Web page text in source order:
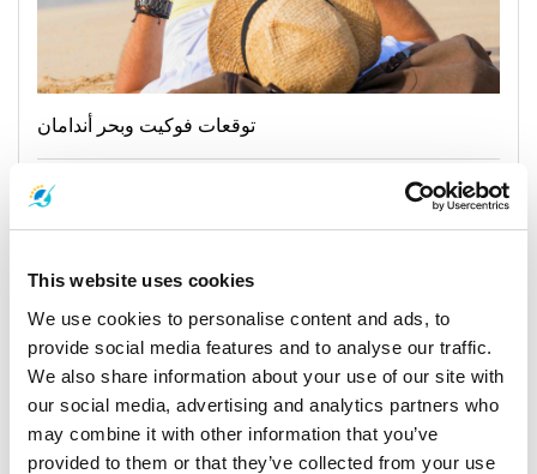
This website uses cookies
We use cookies to personalise content and ads, to
provide social media features and to analyse our traffic.
We also share information about your use of our site with
our social media, advertising and analytics partners who
may combine it with other information that you’ve
provided to them or that they’ve collected from your use
توقعات فوكيت وبحر أندامان
General, Weather, Announcement